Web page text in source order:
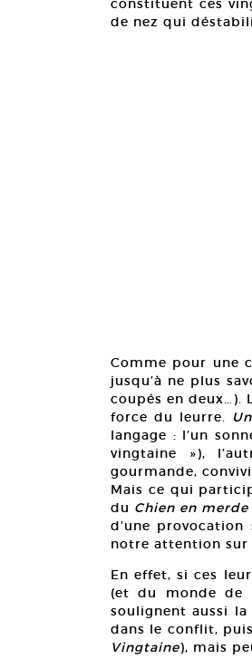
constituent ces
de nez qui
Comme pour une
jusqu’à ne plus
coupés en deux…).
force du leurre.
langage : l’un
vingtaine »),
gourmande,
Mais ce qui
du Chien en
d’une
notre attention
En effet, si ces
(et du monde de
soulignent aussi
dans le conflit,
Vingtaine), mais